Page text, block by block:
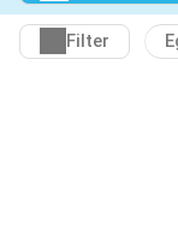
Filter